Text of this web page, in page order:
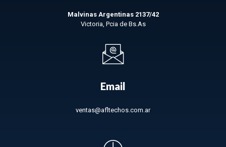
Malvinas Argentinas 2137/42
Victoria, Pcia de Bs.As
Email
ventas@afltechos.com.ar